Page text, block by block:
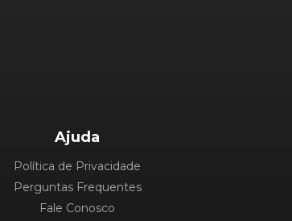
Ajuda
Política de Privacidade
Perguntas Frequentes
Fale Conosco